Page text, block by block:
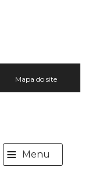
Mapa do site
≡ Menu